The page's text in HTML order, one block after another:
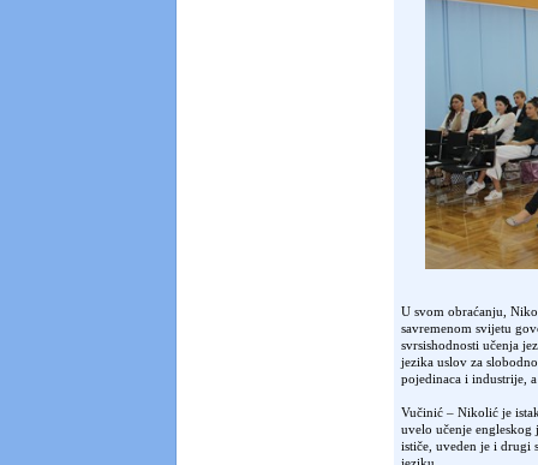
U svom obraćanju,
savremenom svijetu
svrsishodnosti učenja
jezika uslov za
pojedinaca i industrije,
Vučinić – Nikolić je
uvelo učenje
ističe, uveden je i drugi